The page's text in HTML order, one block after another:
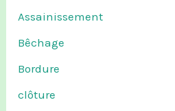
Assainissement
Bêchage
Bordure
clôture